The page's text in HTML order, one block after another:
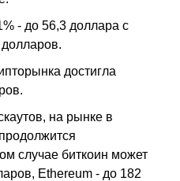
- до 56,3 доллара с
достигла
на рынке в
случае биткоин может
Ethereum - до 182